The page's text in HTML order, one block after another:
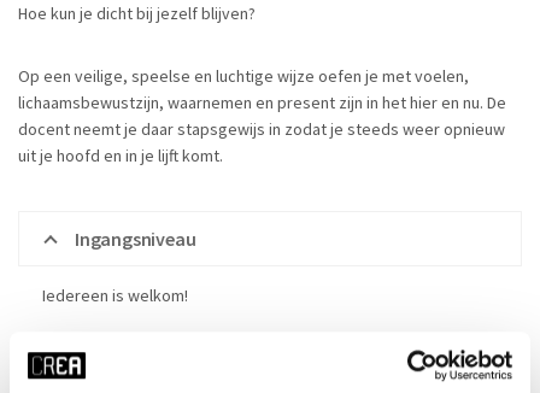
Hoe kun je dicht bij jezelf blijven?
Op een veilige, speelse en luchtige wijze oefen je met voelen,
lichaamsbewustzijn, waarnemen en present zijn in het hier en nu. De
docent neemt je daar stapsgewijs in zodat je steeds weer opnieuw
uit je hoofd en in je lijft komt.
Ingangsniveau
Iedereen is welkom!